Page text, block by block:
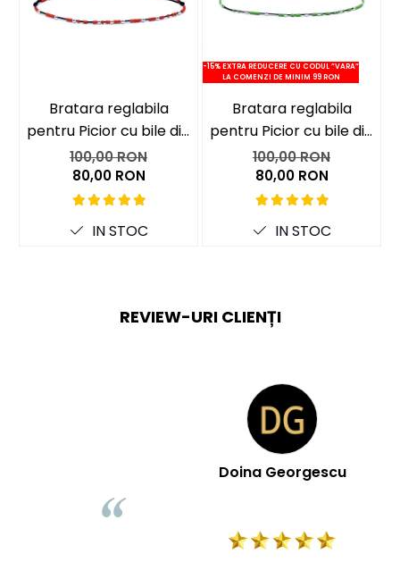
Bratara reglabila
pentru Picior cu bile din
Argint 925 si margele
Miyuki rosii
100,00 RON
80,00 RON
IN STOC
-15% EXTRA REDUCERE CU CODUL ”VARA”
LA COMENZI DE MINIM 99 RON
Bratara reglabila
pentru Picior cu bile din
Argint 925 si margele
Miyuki verzi
100,00 RON
80,00 RON
IN STOC
REVIEW-URI CLIENȚI
Doina Georgescu